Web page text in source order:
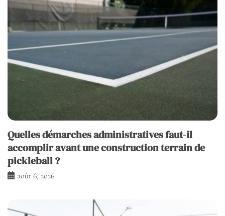
Quelles démarches administratives faut-il
accomplir avant une construction terrain de
pickleball ?
août 6, 2026